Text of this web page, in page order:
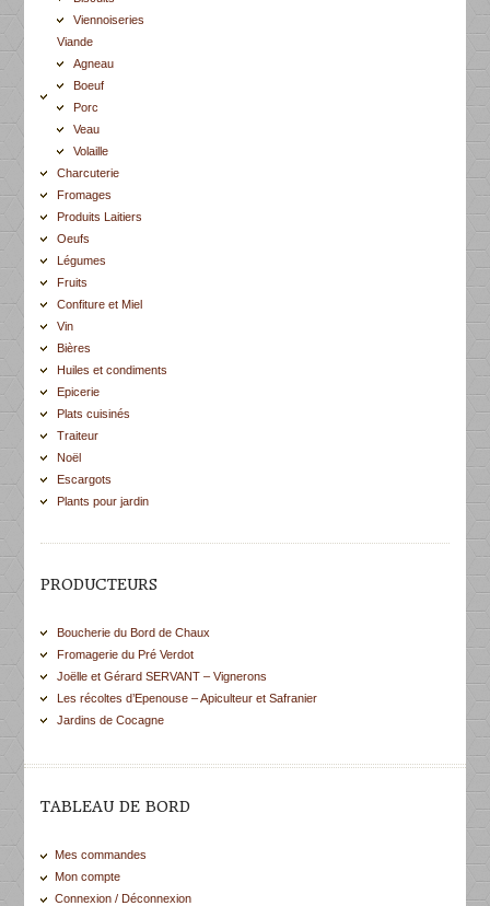
Viennoiseries
Viande
Agneau
Boeuf
Porc
Veau
Volaille
Charcuterie
Fromages
Produits Laitiers
Oeufs
Légumes
Fruits
Confiture et Miel
Vin
Bières
Huiles et condiments
Epicerie
Plats cuisinés
Traiteur
Noël
Escargots
Plants pour jardin
PRODUCTEURS
Boucherie du Bord de Chaux
Fromagerie du Pré Verdot
Joëlle et Gérard SERVANT – Vignerons
Les récoltes d’Epenouse – Apiculteur et Safranier
Jardins de Cocagne
TABLEAU DE BORD
Mes commandes
Mon compte
Connexion / Déconnexion